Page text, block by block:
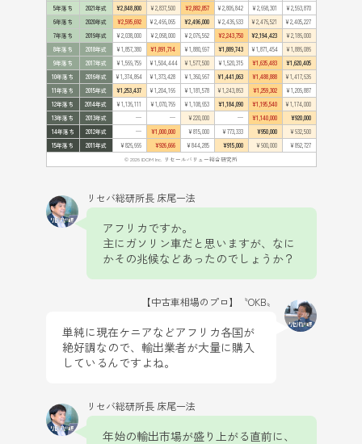
5年落ち
2021年式 ¥2,848,800 ¥2,837,500 ¥2,882,857 ¥2,806,842 ¥2,698,301
¥2,593,870
6年落ち
2020年式 ¥2,595,692 ¥2,466,065 ¥2,496,000 ¥2,436,933 ¥2,476,521
¥2,405,227
7年落ち
2019年式 ¥2,038,000 ¥2,068,000 ¥2,076,562 ¥2,243,750 ¥2,194,423
¥2,186,000
8年落ち
2018年式 ¥1,857,380 ¥1,891,714 ¥1,880,697 ¥1,889,743 ¥1,871,454
¥1,886,086
9年落ち
2017年式 ¥1,569,759 ¥1,504,444 ¥1,577,500 ¥1,520,315 ¥1,635,483
¥1,620,405
10年落ち
2016年式 ¥1,374,864 ¥1,373,428 ¥1,360,967 ¥1,441,063 ¥1,488,888
¥1,417,636
11年落ち
2015年式 ¥1,253,437 ¥1,204,166 ¥1,181,578 ¥1,243,863 ¥1,259,302
¥1,209,887
12年落ち
2014年式 ¥1,136,111 ¥1,070,769 ¥1,108,653 ¥1,184,090 ¥1,195,540
¥1,174,000
13年落ち
2013年式 — — ¥220,000 — ¥1,140,000
¥920,000
14年落ち
2012年式 — ¥1,000,000 ¥815,000 ¥773,333 ¥950,000
¥932,500
15年落ち
2011年式 ¥826,666 ¥926,666 ¥844,285 ¥915,000 ¥900,000
¥892,727
© 2026 IDOM Inc. リセールバリュー総合研究所
リセバ総研所長 床尾一法
アフリカですか。
主にガソリン車だと思いますが、なに
かその兆候などあったのでしょうか？
【中古車相場のプロ】〝OKB〟
単純に現在ケニアなどアフリカ各国が
絶好調なので、輸出業者が大量に購入
しているんですよね。
リセバ総研所長 床尾一法
年始の輸出市場が盛り上がる直前に、